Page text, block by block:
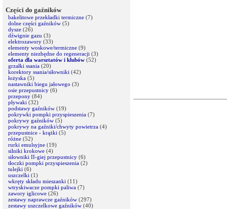
Części do gaźników
bakelitowe przekładki termiczne (7)
dolne części gaźników (5)
dysze (26)
dźwignie gazu (3)
elektrozawory (33)
elementy woskowe/termiczne (9)
elementy niezbędne do regeneracji (3)
oferta dla warsztatów i klubów (52)
grzałki ssania (20)
korektory ssania/siłowniki (42)
łożyska (5)
nastawniki biegu jałowego (3)
osie przepustnicy (6)
przepony (84)
pływaki (32)
podstawy gaźników (19)
pokrywki pompki przyspieszenia (7)
pokrywy gaźników (5)
pokrywy na gaźniki/chwyty powietrza (4)
przepustnice - krążki (5)
różne (52)
rurki emulsyjne (19)
silniki krokowe (4)
siłowniki II-giej przepustnicy (6)
tłoczki pompki przyspieszenia (2)
tulejki (6)
uszczelki (1)
wkręty składu mieszanki (11)
wtryskiwacze pompki paliwa (7)
zawory iglicowe (26)
zestawy naprawcze gaźników (297)
zestawy uszczelkowe gaźników (40)